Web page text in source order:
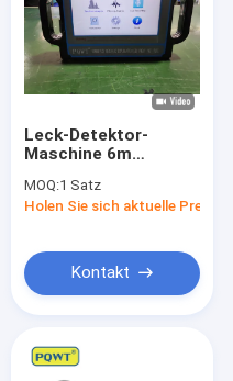
Leck-Detektor-
Maschine 6m
PQWT CL600 für
Haus-Rohrleitung
MOQ:1 Satz
Holen Sie sich aktuelle Preis
Kontakt